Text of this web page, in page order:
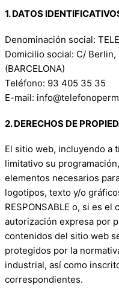
1. DATOS
Denominación social:
Domicilio social: C/
(BARCELONA)
Teléfono: 93 405 35 35
E-mail:
2. DERECHOS DE
El sitio web, incluyendo a
limitativo su
elementos necesarios
logotipos, texto y/o
RESPONSABLE o, si es
autorización expresa por
contenidos del sitio web
protegidos por la
industrial, así como
correspondientes.